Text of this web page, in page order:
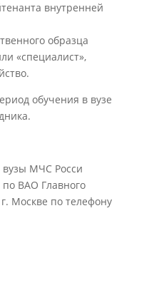
внутренней
образца
«специалист»,
обучения в вузе
вузы МЧС Росси
ВАО Главного
Москве по телефону